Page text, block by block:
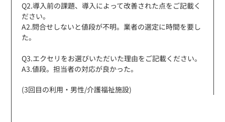
定価:オープン価格
Q2.導入前の課題、導入によって改善された点をご記載く
ださい。
A2.問合せしないと値段が不明。業者の選定に時間を要し
た。
Q3.エクセリをお選びいただいた理由をご記載ください。
A3.値段。担当者の対応が良かった。
(3回目の利用・男性/介護福祉施設)